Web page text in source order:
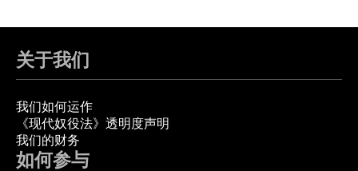
关于我们
我们如何运作
《现代奴役法》透明度声明
我们的财务
如何参与